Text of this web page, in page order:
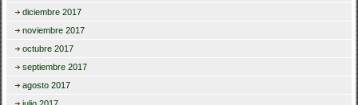
diciembre 2017
noviembre 2017
octubre 2017
septiembre 2017
agosto 2017